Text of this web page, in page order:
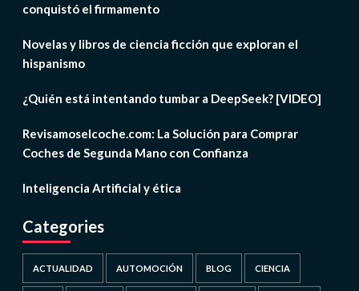
conquistó el firmamento
Novelas y libros de ciencia ficción que exploran el
hispanismo
¿Quién está intentando tumbar a DeepSeek? [VIDEO]
Revisamoselcoche.com: La Solución para Comprar
Coches de Segunda Mano con Confianza
Inteligencia Artificial y ética
Categories
ACTUALIDAD AUTOMOCIÓN BLOG CIENCIA